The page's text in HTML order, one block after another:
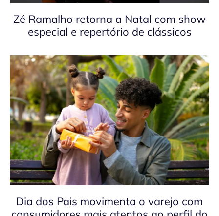
Zé Ramalho retorna a Natal com show
especial e repertório de clássicos
Dia dos Pais movimenta o varejo com